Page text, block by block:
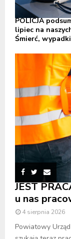
POLICJA
lipiec na
Śmierć,
JEST
u nas
4 sierpnia 2026
Powiatowy